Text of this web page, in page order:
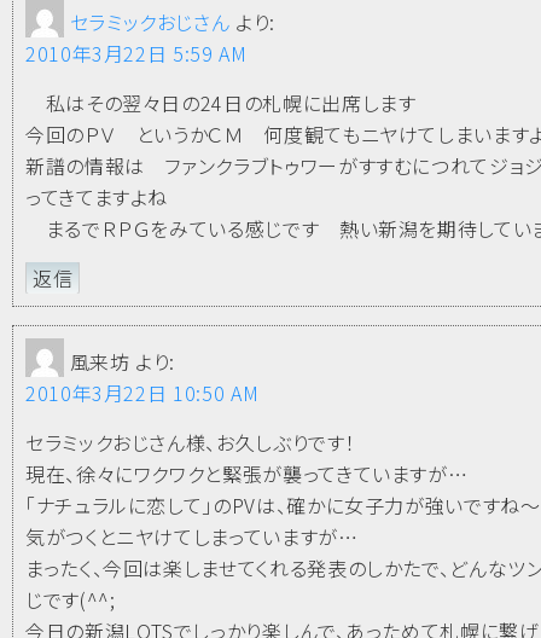
セラミックおじさん より:
2010年3月22日 5:59 AM
私はその翌々日の24日の札幌に出席します
今回のＰＶ というかＣＭ 何度観てもニヤけてしまいます
新譜の情報は ファンクラブトゥワーがすすむにつれてジョ
ってきてますよね
まるでＲＰＧをみている感じです 熱い新潟を期待してい
返信
風来坊 より:
2010年3月22日 10:50 AM
セラミックおじさん様、お久しぶりです！
現在、徐々にワクワクと緊張が襲ってきていますが…
「ナチュラルに恋して」のPVは、確かに女子力が強いですね～
気がつくとニヤけてしまっていますが…
まったく、今回は楽しませてくれる発表のしかたで、どんなツ
じです(^^;
今日の新潟LOTSでしっかり楽しんで、あっためて札幌に繋